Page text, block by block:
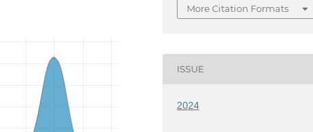
More Citation Formats
ISSUE
2024